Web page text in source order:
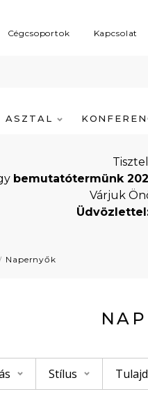
Cégcsoportok Kapcsolat
ASZTAL
bemutatótermünk
Várjuk
Napernyők
Stílus